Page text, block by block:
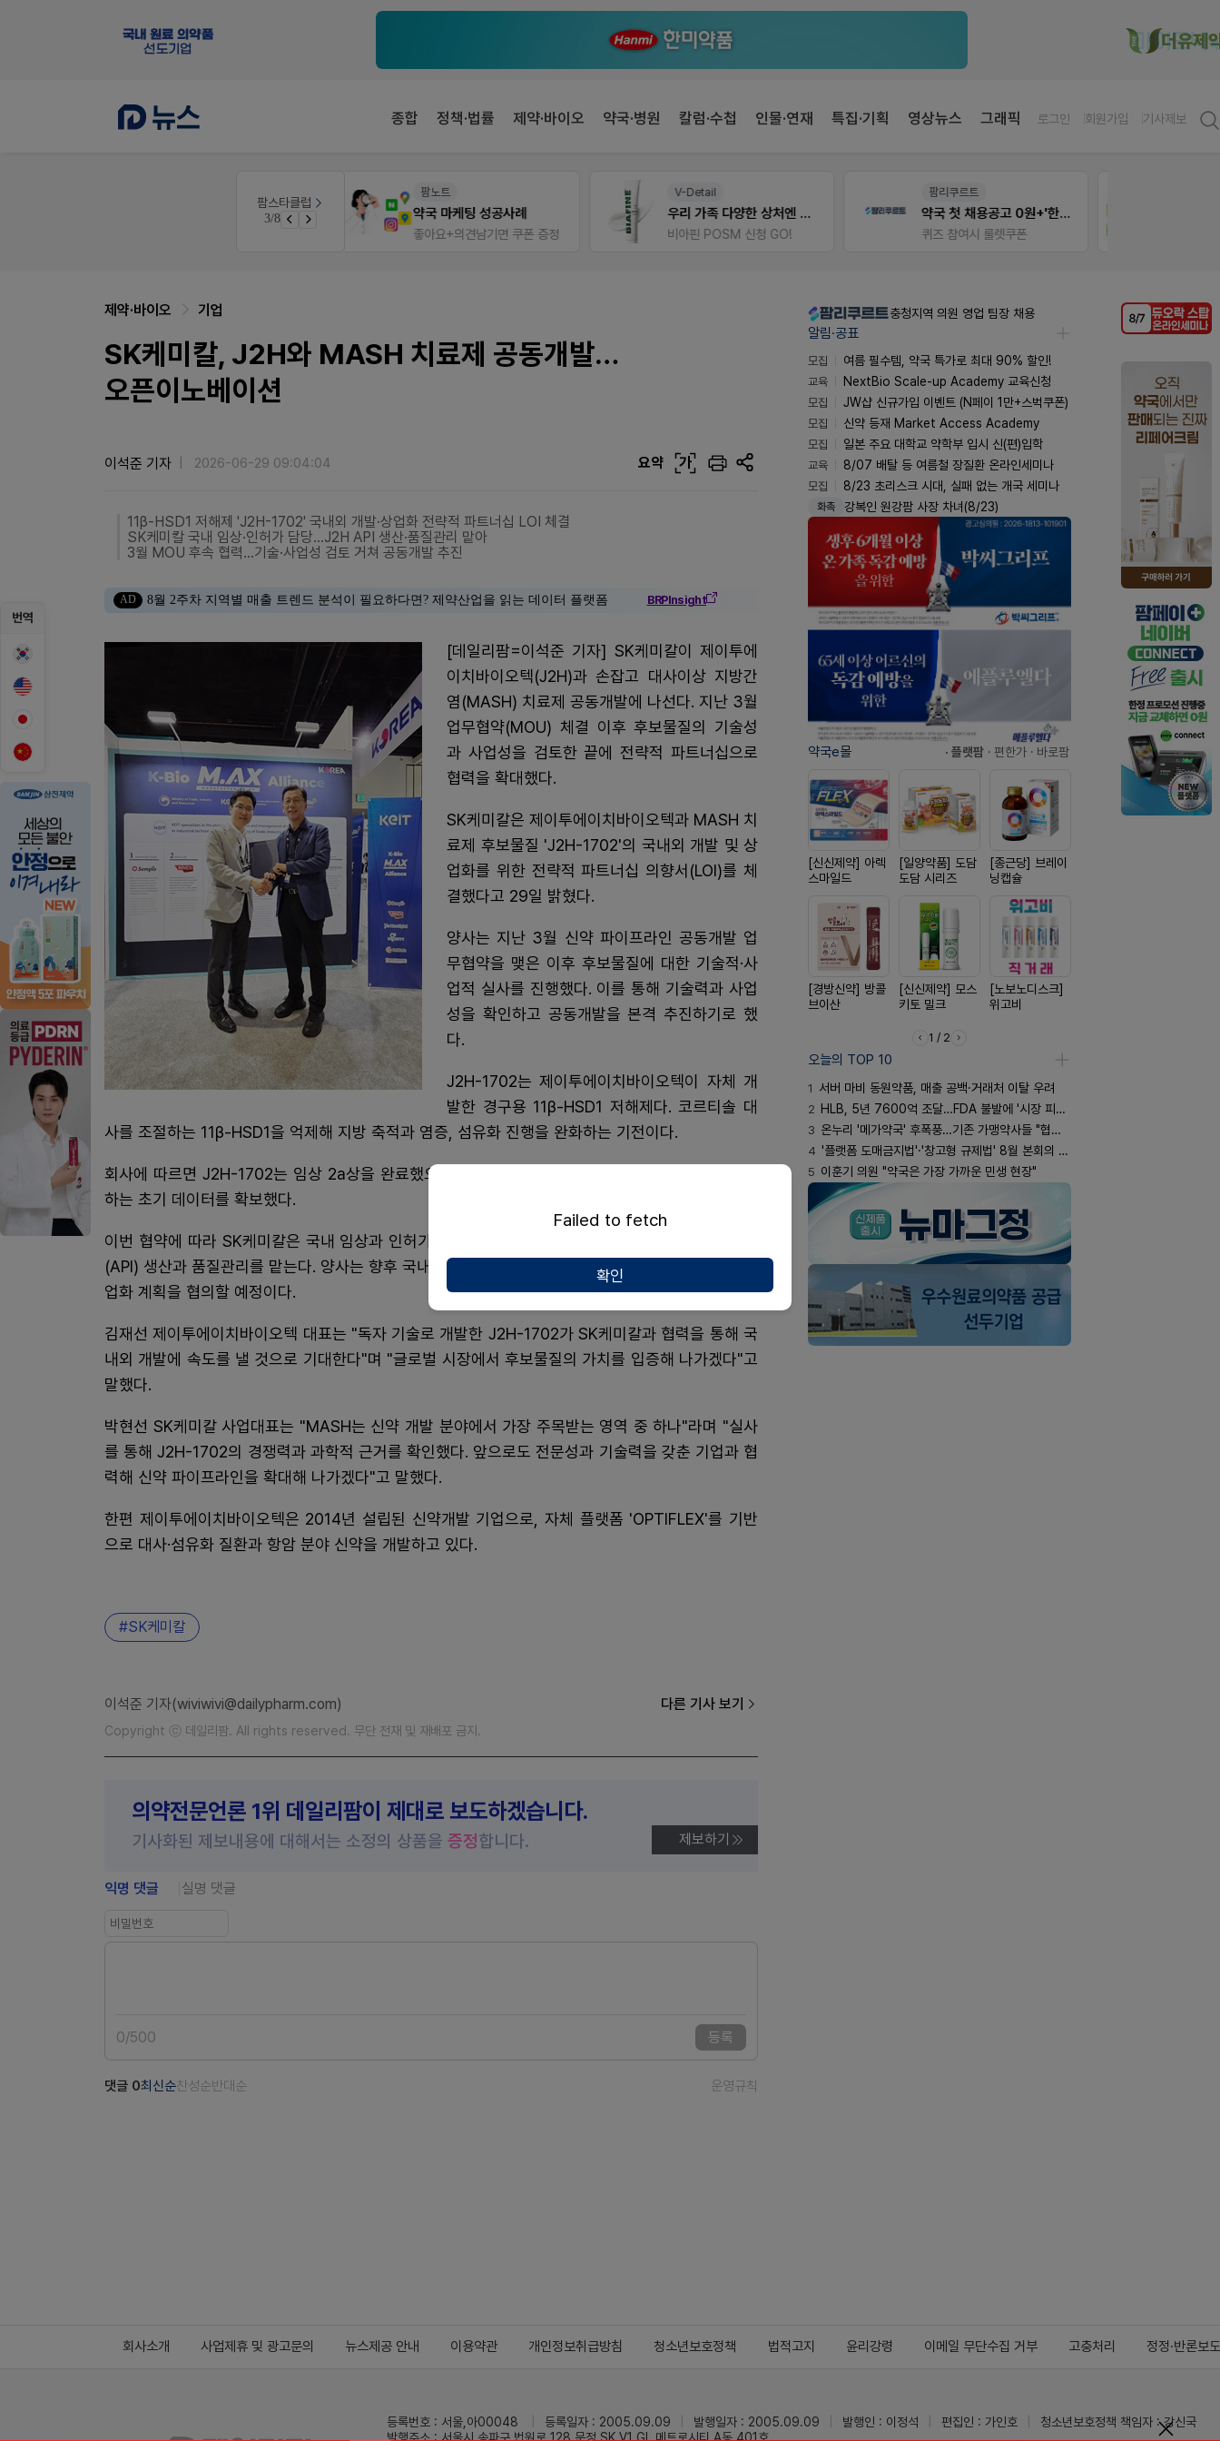
종합 정책·법률 제약·바이오 약국·병원 칼럼·수첩 인물·연재 특집·기획 영상뉴스 그래픽 로그인 회원가입 기사제보
팜스타클럽
3/8
약국 마케팅 성공사례
V-Detail
비아핀 POSM 신청 GO!
팜리쿠르트
퀴즈 참여시 룰렛쿠폰
약사 전용 온라인몰
JW SHOP
번역
제약·바이오 기업
SK케미칼, J2H와 MASH 치료제 공동개발…
오픈이노베이션
이석준 기자 2026-06-29 09:04:04 요약 가
11β-HSD1 저해제 'J2H-1702' 국내외 개발·상업화 전략적 파트너십 LOI 체결
SK케미칼 국내 임상·인허가 담당…J2H API 생산·품질관리 맡아
3월 MOU 후속 협력…기술·사업성 검토 거쳐 공동개발 추진
AD 8월 2주차 지역별 매출 트렌드 분석이 필요하다면? 제약산업을 읽는 데이터 플랫폼 BRPInsight
[데일리팜=이석준 기자] SK케미칼이 제이투에
이치바이오텍(J2H)과 손잡고 대사이상 지방간
염(MASH) 치료제 공동개발에 나선다. 지난 3월
업무협약(MOU) 체결 이후 후보물질의 기술성
과 사업성을 검토한 끝에 전략적 파트너십으로
협력을 확대했다.
SK케미칼은 제이투에이치바이오텍과 MASH 치
료제 후보물질 'J2H-1702'의 국내외 개발 및 상
업화를 위한 전략적 파트너십 의향서(LOI)를 체
결했다고 29일 밝혔다.
양사는 지난 3월 신약 파이프라인 공동개발 업
무협약을 맺은 이후 후보물질에 대한 기술적·사
업적 실사를 진행했다. 이를 통해 기술력과 사업
성을 확인하고 공동개발을 본격 추진하기로 했
다.
J2H-1702는 제이투에이치바이오텍이 자체 개
발한 경구용 11β-HSD1 저해제다. 코르티솔 대
사를 조절하는 11β-HSD1을 억제해 지방 축적과 염증, 섬유화 진행을 완화하는 기전이다.
회사에 따르면 J2H-1702는 임상 2a상을 완료했으며, 간 지방 감소와 함께 항섬유화 가능성을 시사
하는 초기 데이터를 확보했다.
이번 협약에 따라 SK케미칼은 국내 임상과 인허가를 담당하고, 제이투에이치바이오텍은 원료의약품
(API) 생산과 품질관리를 맡는다. 양사는 향후 국내외 임상 개발 전략을 구체화하고 단계별 개발 및 상
업화 계획을 협의할 예정이다.
김재선 제이투에이치바이오텍 대표는 "독자 기술로 개발한 J2H-1702가 SK케미칼과 협력을 통해 국
내외 개발에 속도를 낼 것으로 기대한다"며 "글로벌 시장에서 후보물질의 가치를 입증해 나가겠다"고
말했다.
박현선 SK케미칼 사업대표는 "MASH는 신약 개발 분야에서 가장 주목받는 영역 중 하나"라며 "실사
를 통해 J2H-1702의 경쟁력과 과학적 근거를 확인했다. 앞으로도 전문성과 기술력을 갖춘 기업과 협
력해 신약 파이프라인을 확대해 나가겠다"고 말했다.
한편 제이투에이치바이오텍은 2014년 설립된 신약개발 기업으로, 자체 플랫폼 'OPTIFLEX'를 기반
으로 대사·섬유화 질환과 항암 분야 신약을 개발하고 있다.
SK케미칼
이석준 기자(wiviwivi@dailypharm.com) 다른 기사 보기
Copyright ⓒ 데일리팜. All rights reserved. 무단 전재 및 재배포 금지.
의약전문언론 1위 데일리팜이 제대로 보도하겠습니다.
기사화된 제보내용에 대해서는 소정의 상품을 증정합니다. 제보하기
익명 댓글 실명 댓글
0/500 등록
댓글 0최신순찬성순반대순 운영규칙
충청지역 의원 영업 팀장 채용
알림·공표
모집
여름 필수템, 약국 특가로 최대 90% 할인!
교육
NextBio Scale-up Academy 교육신청
모집
JW샵 신규가입 이벤트 (N페이 1만+스벅쿠폰)
모집
신약 등재 Market Access Academy
모집
일본 주요 대학교 약학부 입시 신(편)입학
교육
8/07 배탈 등 여름철 장질환 온라인세미나
모집
8/23 초리스크 시대, 실패 없는 개국 세미나
화촉 강복인 원강팜 사장 차녀(8/23)
약국e몰 · 플랫팜 · 편한가 · 바로팜
[신신제약] 아렉
스마일드
[일양약품] 도담
도담 시리즈
[종근당] 브레이
닝캡슐
[경방신약] 방콜
브이산
[신신제약] 모스
키토 밀크
[노보노디스크]
위고비
1 / 2
오늘의 TOP 10
1 서버 마비 동원약품, 매출 공백·거래처 이탈 우려
2 HLB, 5년 7600억 조달…FDA 불발에 '시장 피로감'
3 온누리 '메가약국' 후폭풍…기존 가맹약사들 "협의체 만들자"
4 '플랫폼 도매금지법'·'창고형 규제법' 8월 본회의 통과 기류
5 이훈기 의원 "약국은 가장 가까운 민생 현장"
회사소개 사업제휴 및 광고문의 뉴스제공 안내 이용약관 개인정보취급방침 청소년보호정책 법적고지 윤리강령 이메일 무단수집 거부 고충처리 정정·반론보도
등록번호 : 서울,아00048 등록일자 : 2005.09.09 발행일자 : 2005.09.09 발행인 : 이정석 편집인 : 가인호
청소년보호정책 책임자 : 강신국
발행주소 : 서울시 송파구 법원로 128 문정 SK V1 GL 메트로시티 A동 401호
Failed to fetch
확인